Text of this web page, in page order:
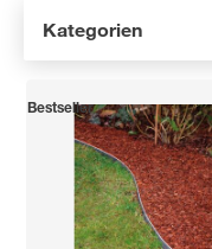
Kategorien
Bestseller